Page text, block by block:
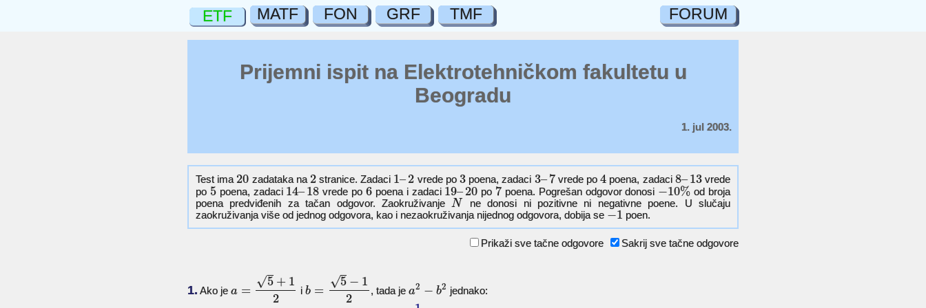
ETF MATF FON GRF TMF FORUM
Prijemni ispit na Elektrotehničkom fakultetu u
Beogradu
1. jul 2003.
Test ima 20 zadataka na 2 stranice. Zadaci 1–2 vrede po 3 poena, zadaci 3– 7vrede po4 poena, zadaci 8– 13vrede
po 5 poena, zadaci 14–18 vrede po 6 poena i zadaci 19–20 po 7 poena. Pogrešan odgovor donosi −10% od broja
poena predviđenih za tačan odgovor. Zaokruživanje N
ne donosi ni pozitivne ni negativne poene. U slučaju
zaokruživanja više od jednog odgovora, kao i nezaokruživanja nijednog odgovora, dobija se −1 poen.
Prikaži sve tačne odgovore Sakrij sve tačne odgovore
1. Ako je a =
5
√ + 1
2
ib =
5
√ − 1
2
, tada jea2 − b2 jednako: